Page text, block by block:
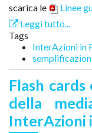
scarica le
Linee
Leggi tutto...
Tags
InterAzioni in
Flash
della
InterAzioni